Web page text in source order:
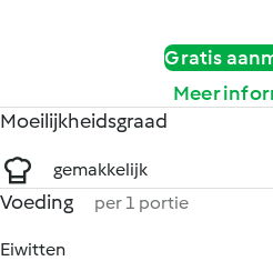
Gratis
Meer
Moeilijkheidsgraad
gemakkelijk
Voeding per 1 portie
Eiwitten